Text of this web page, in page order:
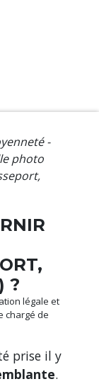
-
photo
?
légale et
chargé de
prise il y
.